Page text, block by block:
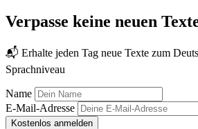
Verpasse keine neuen
📬 Erhalte jeden Tag neue Texte zum
Sprachniveau
Name
E-Mail-Adresse
Kostenlos anmelden